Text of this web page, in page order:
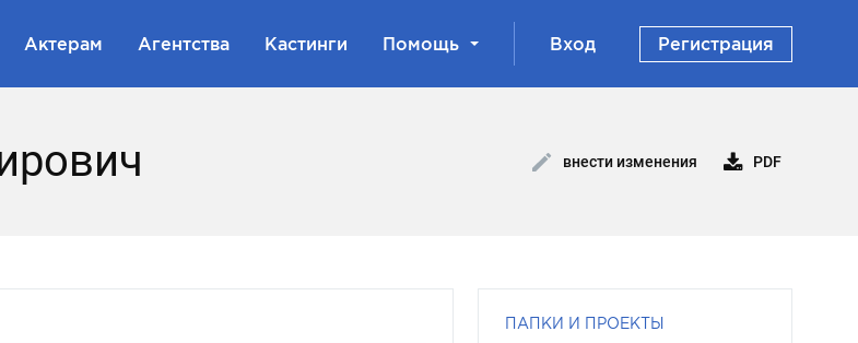
Актерам Агентства Кастинги Помощь Вход Регистрация
внести изменения PDF
ПАПКИ И ПРОЕКТЫ